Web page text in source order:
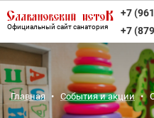
Официальный сайт санатория
+7
+7
Главная События и акции